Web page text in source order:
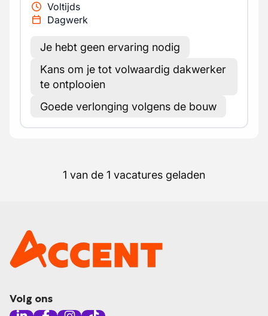
Voltijds
Dagwerk
Je hebt geen ervaring nodig
Kans om je tot volwaardig dakwerker
te ontplooien
Goede verlonging volgens de bouw
1 van de 1 vacatures geladen
Volg ons